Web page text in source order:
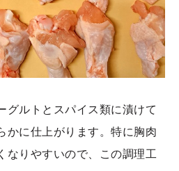
グルトとスパイス類に漬けて
かに仕上がります。特に胸肉
なりやすいので、この調理工